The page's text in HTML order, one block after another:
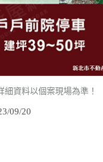
資料以個案現場為準！
09/20